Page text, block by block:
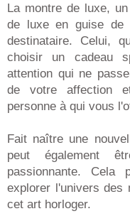
La montre de luxe,
de luxe en guise de
destinataire. Celui,
choisir un cadeau
attention qui ne
de votre affection
personne à qui vous
Fait naître une
peut également
passionnante. Cela
explorer l'univers des
cet art horloger.